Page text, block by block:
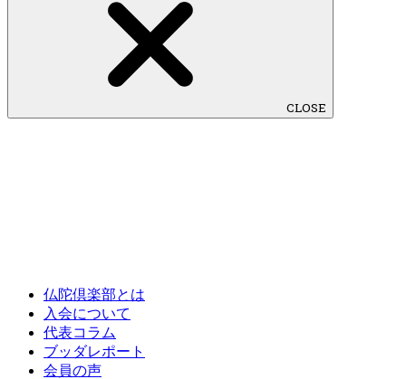
CLOSE
仏陀倶楽部とは
入会について
代表コラム
ブッダレポート
会員の声